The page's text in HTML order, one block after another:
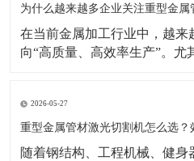
示，激光焊接机市场仍在增长
制造业自动化
在当前金属加工行业中，越来
向“高质量、高效率生产”。尤
属管材激光切割机凭借切割速
化潜力高等优势，正成为很多
要方向
2026-05-27
重型金属管材激光切割机怎么选
随着钢结构、工程机械、健